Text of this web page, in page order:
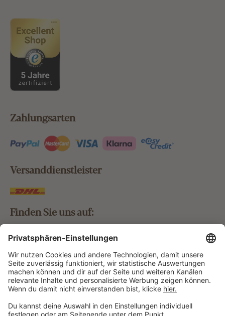
Zahlungsarten
Versanddienstleister
Finden Sie uns auf:
Bestellung widerrufen
Vertrag widerrufen